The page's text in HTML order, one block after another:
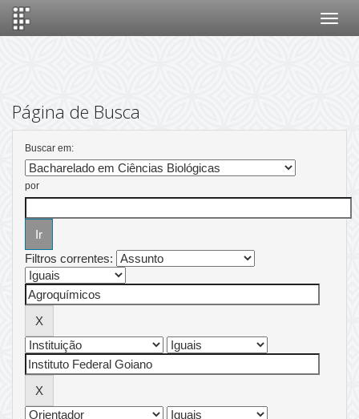
Página de Busca
Buscar em:
por
Filtros correntes: